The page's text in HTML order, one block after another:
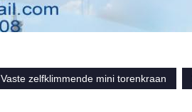
Vaste zelfklimmende mini torenkraan